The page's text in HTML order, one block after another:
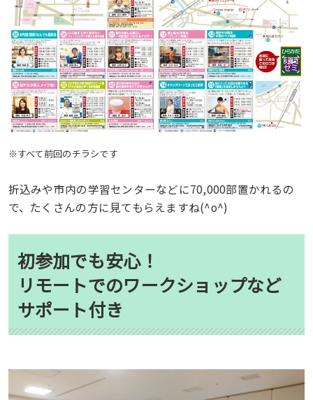
※すべて前回のチラシです
折込みや市内の学習センターなどに70,000部置かれるの
で、たくさんの方に見てもらえますね(^o^)
初参加でも安心！
リモートでのワークショップなど
サポート付き